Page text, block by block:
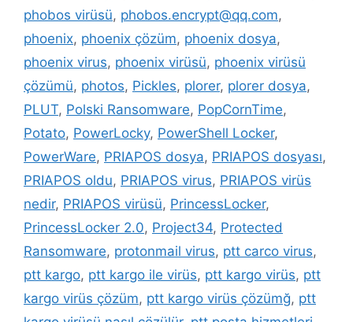
phobos virüsü, phobos.encrypt@qq.com,
phoenix, phoenix çözüm, phoenix dosya,
phoenix virus, phoenix virüsü, phoenix virüsü
çözümü, photos, Pickles, plorer, plorer dosya,
PLUT, Polski Ransomware, PopCornTime,
Potato, PowerLocky, PowerShell Locker,
PowerWare, PRIAPOS dosya, PRIAPOS dosyası,
PRIAPOS oldu, PRIAPOS virus, PRIAPOS virüs
nedir, PRIAPOS virüsü, PrincessLocker,
PrincessLocker 2.0, Project34, Protected
Ransomware, protonmail virus, ptt carco virus,
ptt kargo, ptt kargo ile virüs, ptt kargo virüs, ptt
kargo virüs çözüm, ptt kargo virüs çözümğ, ptt